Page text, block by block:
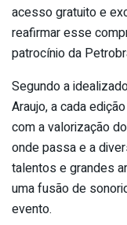
acesso gratuito e
reafirmar esse
patrocínio da
Segundo a
Araujo, a cada
com a valorização
onde passa e a
talentos e grandes
uma fusão de
evento.